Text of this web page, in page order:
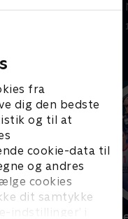
fra
dig den bedste
og til at
cookie-data til
og andres
cookies
dit samtykke
indstillinger’ i